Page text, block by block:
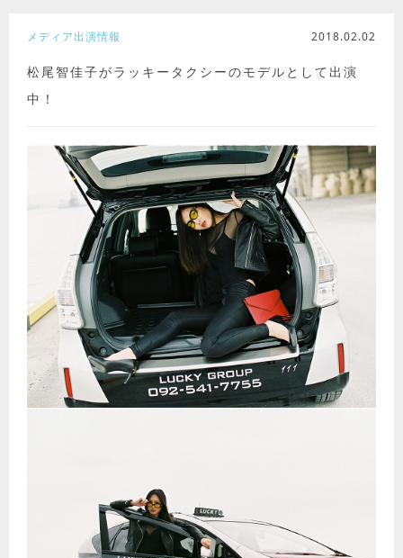
松尾智佳子がラッキータクシーのモデルとして出演
中！
メディア出演情報 2018.02.02